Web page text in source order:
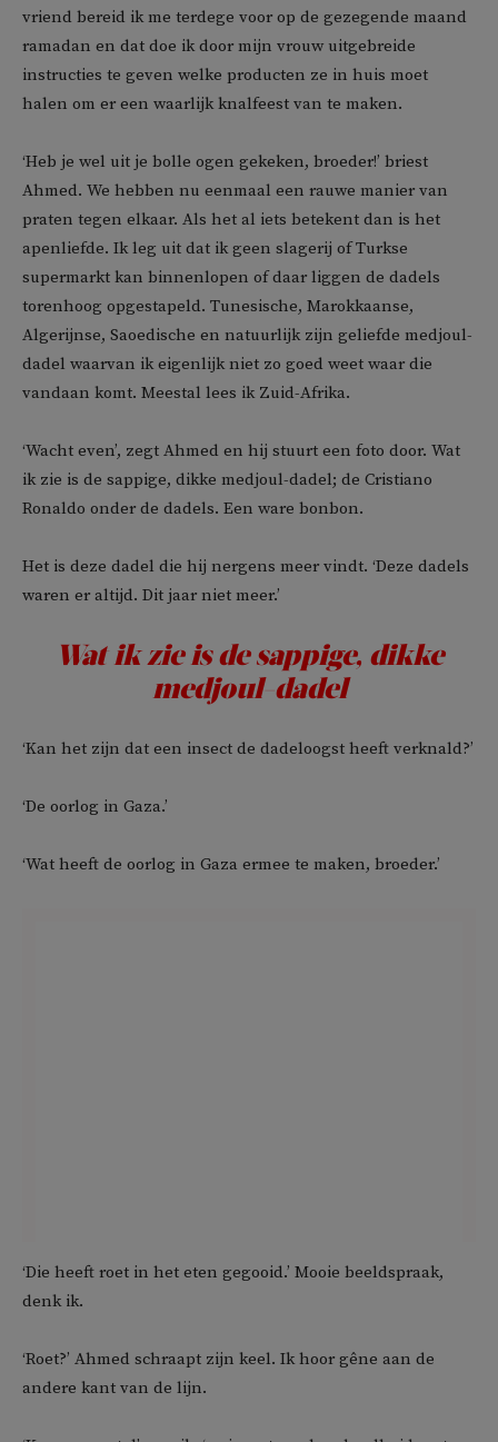
vriend bereid ik me terdege voor op de gezegende maand
ramadan en dat doe ik door mijn vrouw uitgebreide
instructies te geven welke producten ze in huis moet
halen om er een waarlijk knalfeest van te maken.
‘Heb je wel uit je bolle ogen gekeken, broeder!’ briest
Ahmed. We hebben nu eenmaal een rauwe manier van
praten tegen elkaar. Als het al iets betekent dan is het
apenliefde. Ik leg uit dat ik geen slagerij of Turkse
supermarkt kan binnenlopen of daar liggen de dadels
torenhoog opgestapeld. Tunesische, Marokkaanse,
Algerijnse, Saoedische en natuurlijk zijn geliefde medjoul-
dadel waarvan ik eigenlijk niet zo goed weet waar die
vandaan komt. Meestal lees ik Zuid-Afrika.
‘Wacht even’, zegt Ahmed en hij stuurt een foto door. Wat
ik zie is de sappige, dikke medjoul-dadel; de Cristiano
Ronaldo onder de dadels. Een ware bonbon.
Het is deze dadel die hij nergens meer vindt. ‘Deze dadels
waren er altijd. Dit jaar niet meer.’
Wat ik zie is de sappige, dikke
medjoul-dadel
‘Kan het zijn dat een insect de dadeloogst heeft verknald?’
‘De oorlog in Gaza.’
‘Wat heeft de oorlog in Gaza ermee te maken, broeder.’
‘Die heeft roet in het eten gegooid.’ Mooie beeldspraak,
denk ik.
‘Roet?’ Ahmed schraapt zijn keel. Ik hoor gêne aan de
andere kant van de lijn.